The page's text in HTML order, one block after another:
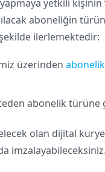
yetkili
aboneliğin
ilerlemektedir:
üzerinden
abonelik türüne
olan dijital kurye
imzalayabileceksiniz.